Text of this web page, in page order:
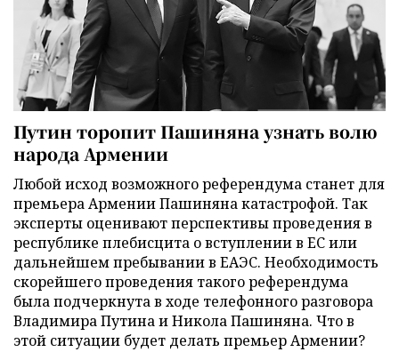
Путин торопит Пашиняна узнать волю
народа Армении
Любой исход возможного референдума станет для
премьера Армении Пашиняна катастрофой. Так
эксперты оценивают перспективы проведения в
республике плебисцита о вступлении в ЕС или
дальнейшем пребывании в ЕАЭС. Необходимость
скорейшего проведения такого референдума
была подчеркнута в ходе телефонного разговора
Владимира Путина и Никола Пашиняна. Что в
этой ситуации будет делать премьер Армении?